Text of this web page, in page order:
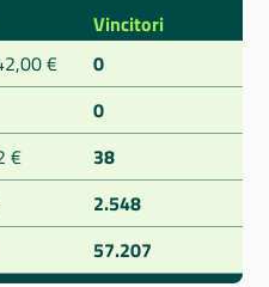
Vincitori
€
0
0
€
38
2.548
57.207